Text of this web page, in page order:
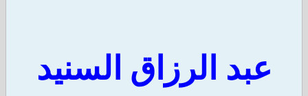
عبد الرزاق السنيد